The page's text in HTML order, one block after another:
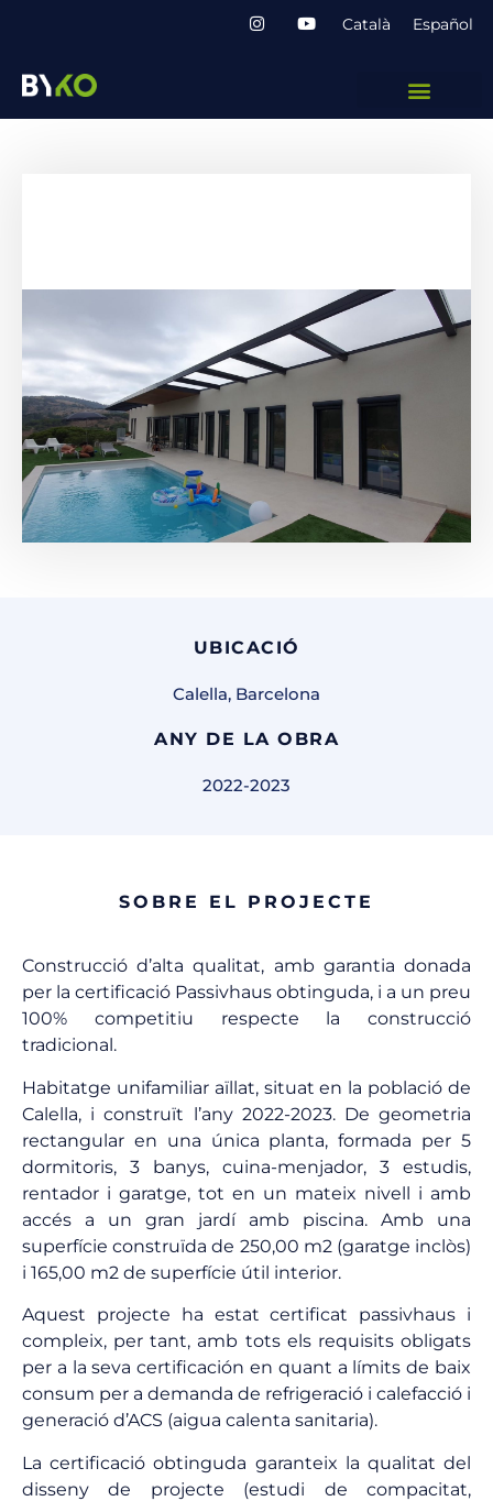
Català Español
UBICACIÓ
Calella, Barcelona
ANY DE LA OBRA
2022-2023
SOBRE EL PROJECTE
Construcció d’alta qualitat, amb garantia donada
per la certificació Passivhaus obtinguda, i a un preu
100% competitiu respecte la construcció
tradicional.
Habitatge unifamiliar aïllat, situat en la població de
Calella, i construït l’any 2022-2023. De geometria
rectangular en una única planta, formada per 5
dormitoris, 3 banys, cuina-menjador, 3 estudis,
rentador i garatge, tot en un mateix nivell i amb
accés a un gran jardí amb piscina. Amb una
superfície construïda de 250,00 m2 (garatge inclòs)
i 165,00 m2 de superfície útil interior.
Aquest projecte ha estat certificat passivhaus i
compleix, per tant, amb tots els requisits obligats
per a la seva certificación en quant a límits de baix
consum per a demanda de refrigeració i calefacció i
generació d’ACS (aigua calenta sanitaria).
La certificació obtinguda garanteix la qualitat del
disseny de projecte (estudi de compacitat,